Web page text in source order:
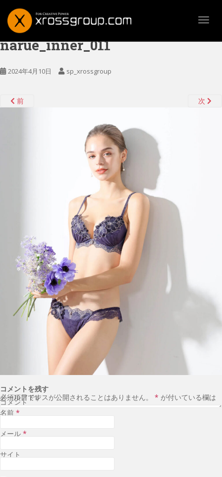
narue_inner_011
2024年4月10日 sp_xrossgroup
前 次
コメントを残す
メールアドレスが公開されることはありません。
*
が付いている欄は必須項目です
コメント
名前 *
メール *
サイト